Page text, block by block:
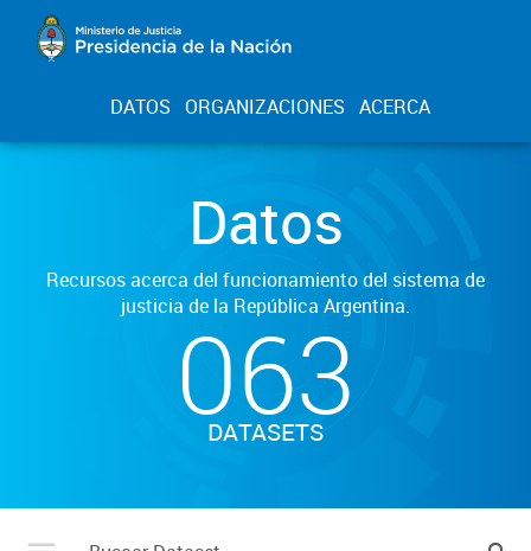
DATOS ORGANIZACIONES ACERCA
Datos
Recursos acerca del funcionamiento del sistema de
justicia de la República Argentina.
063
DATASETS